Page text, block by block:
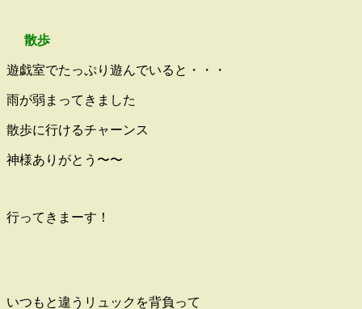
散歩
遊戯室でたっぷり遊んでいると・・・
雨が弱まってきました
散歩に行けるチャーンス
神様ありがとう〜〜
行ってきまーす！
いつもと違うリュックを背負って